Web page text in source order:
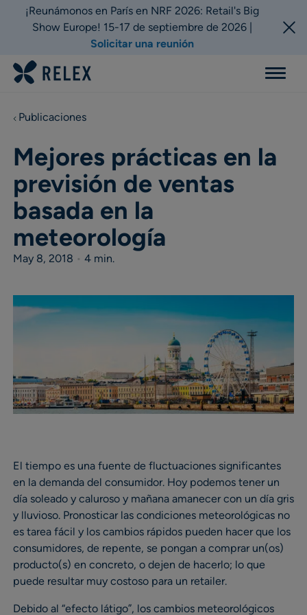
¡Reunámonos en París en NRF 2026: Retail's Big
Show Europe! 15-17 de septiembre de 2026 |
Solicitar una reunión
Menu
Publicaciones
Mejores prácticas en la
previsión de ventas
basada en la
meteorología
May 8, 2018 • 4 min.
El tiempo es una fuente de fluctuaciones significantes
en la demanda del consumidor. Hoy podemos tener un
día soleado y caluroso y mañana amanecer con un día gris
y lluvioso. Pronosticar las condiciones meteorológicas no
es tarea fácil y los cambios rápidos pueden hacer que los
consumidores, de repente, se pongan a comprar un(os)
producto(s) en concreto, o dejen de hacerlo; lo que
puede resultar muy costoso para un retailer.
Debido al “efecto látigo”, los cambios meteorológicos